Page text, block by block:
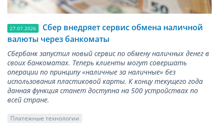
27.07.2026
Сбер внедряет сервис обмена наличной
валюты через банкоматы
Сбербанк запустил новый сервис по обмену наличных денег в
своих банкоматах. Теперь клиенты могут совершать
операции по принципу «наличные за наличные» без
использования пластиковой карты. К концу текущего года
данная функция станет доступна на 500 устройствах по
всей стране.
Платежные технологии